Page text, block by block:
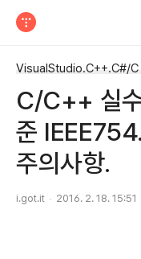
VisualStudio.C++.C#/C
C/C++ 실
준
주의사항.
i.got.it 2016. 2. 18. 15:51